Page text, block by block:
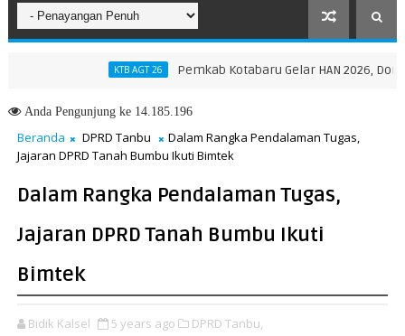
KTB AGT 26 Pemkab Kotabaru Gelar HAN 2026, Dorong
NTT, Menteri Nusron: Gunakan Sudut Pandang Masyarakat
AndaPengunjung ke 14.185.196
Beranda DPRD Tanbu
Dalam Rangka Pendalaman Tugas,
Jajaran DPRD Tanah Bumbu Ikuti Bimtek
Dalam Rangka Pendalaman Tugas,
Jajaran DPRD Tanah Bumbu Ikuti
Bimtek
Bidik Kalsel 5 years ago DPRD Tanbu,